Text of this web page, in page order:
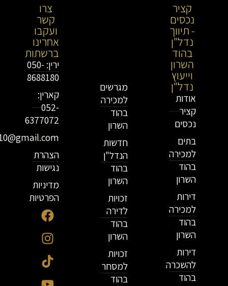
קציר
נכסים
- תיווך
נדל"ן
בהוד
השרון
וייעוץ
נדל"ן
אודות
קציר
נכסים
בתים
למכירה
בהוד
השרון
דירות
למכירה
בהוד
השרון
דירות
להשכרה
בהוד
מגרשים
למכירה
בהוד
השרון
חדשות
הנדל"ן
בהוד
השרון
זכויות
לדירה
בהוד
השרון
זכויות
למסחר
בהוד
צרו
קשר
ועקבו
אחרינו
ברשתות
ירין: 050-
8688180
קארין:
052-
6377072
הצהרת
נגישות
מדיניות
הפרטיות